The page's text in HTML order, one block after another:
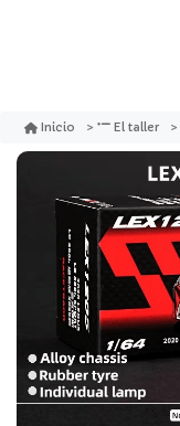
Inicio El taller